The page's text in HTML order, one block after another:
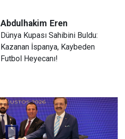
Abdulhakim Eren
Dünya Kupası Sahibini Buldu:
Kazanan İspanya, Kaybeden
Futbol Heyecanı!